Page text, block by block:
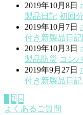
2019年10月8日
製品 日記 初回
2019年10月7日
付き 新製品 日記
2019年10月3日
製品防災 コン
2019年9月27日
付き 新製品 日記
2 »
よくあるご質問